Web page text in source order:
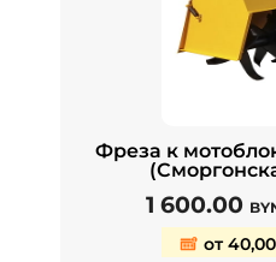
Фреза к
1 600.00
от